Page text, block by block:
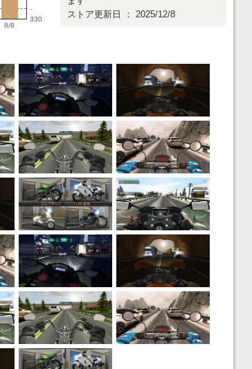
8/8
-
330
ストア更新日 ： 2025/12/8